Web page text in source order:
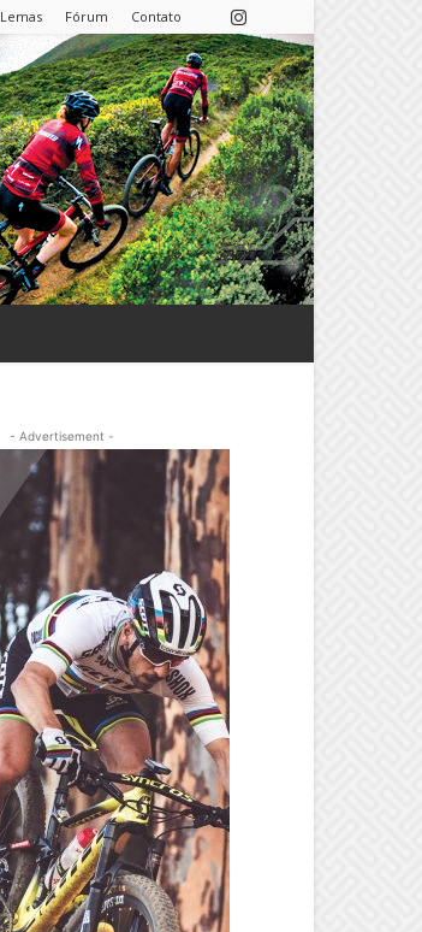
Lemas Fórum Contato
- Advertisement -